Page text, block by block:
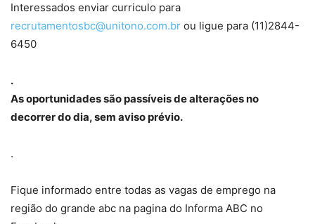
Interessados enviar curriculo para
recrutamentosbc@unitono.com.br ou ligue para (11)2844-
6450
.
As oportunidades são passíveis de alterações no
decorrer do dia, sem aviso prévio.
.
Fique informado entre todas as vagas de emprego na
região do grande abc na pagina do Informa ABC no